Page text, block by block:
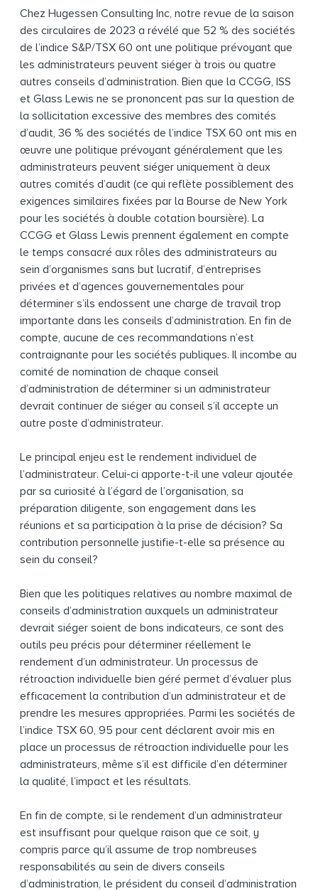
Chez Hugessen Consulting Inc, notre revue de la saison
des circulaires de 2023 a révélé que 52 % des sociétés
de l’indice S&P/TSX 60 ont une politique prévoyant que
les administrateurs peuvent siéger à trois ou quatre
autres conseils d’administration. Bien que la CCGG, ISS
et Glass Lewis ne se prononcent pas sur la question de
la sollicitation excessive des membres des comités
d’audit, 36 % des sociétés de l’indice TSX 60 ont mis en
œuvre une politique prévoyant généralement que les
administrateurs peuvent siéger uniquement à deux
autres comités d’audit (ce qui reflète possiblement des
exigences similaires fixées par la Bourse de New York
pour les sociétés à double cotation boursière). La
CCGG et Glass Lewis prennent également en compte
le temps consacré aux rôles des administrateurs au
sein d’organismes sans but lucratif, d’entreprises
privées et d’agences gouvernementales pour
déterminer s’ils endossent une charge de travail trop
importante dans les conseils d’administration. En fin de
compte, aucune de ces recommandations n’est
contraignante pour les sociétés publiques. Il incombe au
comité de nomination de chaque conseil
d’administration de déterminer si un administrateur
devrait continuer de siéger au conseil s’il accepte un
autre poste d’administrateur.
Le principal enjeu est le rendement individuel de
l’administrateur. Celui-ci apporte-t-il une valeur ajoutée
par sa curiosité à l’égard de l’organisation, sa
préparation diligente, son engagement dans les
réunions et sa participation à la prise de décision? Sa
contribution personnelle justifie-t-elle sa présence au
sein du conseil?
Bien que les politiques relatives au nombre maximal de
conseils d’administration auxquels un administrateur
devrait siéger soient de bons indicateurs, ce sont des
outils peu précis pour déterminer réellement le
rendement d’un administrateur. Un processus de
rétroaction individuelle bien géré permet d’évaluer plus
efficacement la contribution d’un administrateur et de
prendre les mesures appropriées. Parmi les sociétés de
l’indice TSX 60, 95 pour cent déclarent avoir mis en
place un processus de rétroaction individuelle pour les
administrateurs, même s’il est difficile d’en déterminer
la qualité, l’impact et les résultats.
En fin de compte, si le rendement d’un administrateur
est insuffisant pour quelque raison que ce soit, y
compris parce qu’il assume de trop nombreuses
responsabilités au sein de divers conseils
d’administration, le président du conseil d’administration